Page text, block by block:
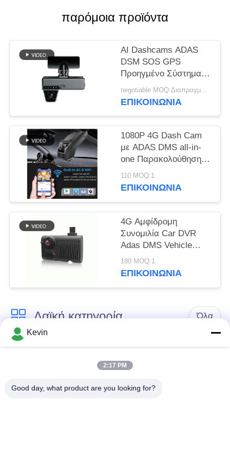
ΥΠΟΘΈΣΕΙΣ
ΖΗΤΉΣΤΕ
ΜΙΑ
ΠΡΟΣΦΟΡΆ
SITEMAP
ΠΟΛΙΤΙΚΉ
ΑΠΟΡΡΉΤΟΥ
παρόμοια προϊόντα
AI Dashcams ADAS
DSM SOS GPS
Προηγμένο Σύστημα
Ασφάλειας Βοήθειας
Οδήγησης
negotiable MOQ:Διαπραγματεύσιμα
ΕΠΙΚΟΙΝΩΝΊΑ
1080P 4G Dash Cam
με ADAS DMS all-in-
one Παρακολούθηση
στάθμευσης για τη
διαχείριση στόλου
110 MOQ:1
ΕΠΙΚΟΙΝΩΝΊΑ
4G Αμφίδρομη
Συνομιλία Car DVR
Adas DMS Vehicle
Mdvr Μαύρο Κουτί
180 MOQ:1
ΕΠΙΚΟΙΝΩΝΊΑ
Λαϊκή κατηγορία Όλα
Φορεμένες
Κάμερες σώματος
αστυνομίας
4G φορεμένη σώμα
Κάμερα κρανών
Kevin
2:17 PM
Good day, what product are you looking for?